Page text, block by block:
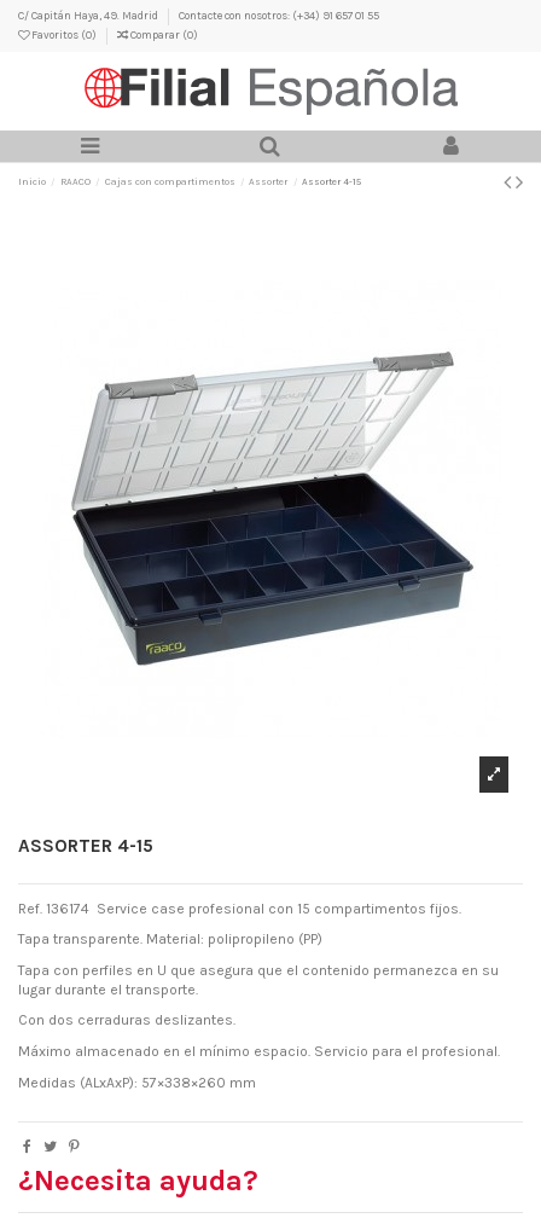
C/ Capitán Haya, 49. Madrid
Contacte con nosotros: (+34) 91 657 01 55
Favoritos (0) Comparar (0)
Inicio RAACO Cajas con compartimentos Assorter Assorter 4-15
ASSORTER 4-15
Ref. 136174 Service case profesional con 15 compartimentos fijos.
Tapa transparente. Material: polipropileno (PP)
Tapa con perfiles en U que asegura que el contenido permanezca en su
lugar durante el transporte.
Con dos cerraduras deslizantes.
Máximo almacenado en el mínimo espacio. Servicio para el profesional.
Medidas (ALxAxP): 57×338×260 mm
¿Necesita ayuda?